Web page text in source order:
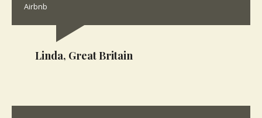
Airbnb
Linda, Great Britain